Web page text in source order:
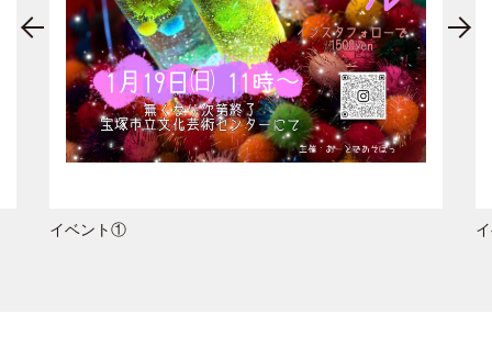
イベント①